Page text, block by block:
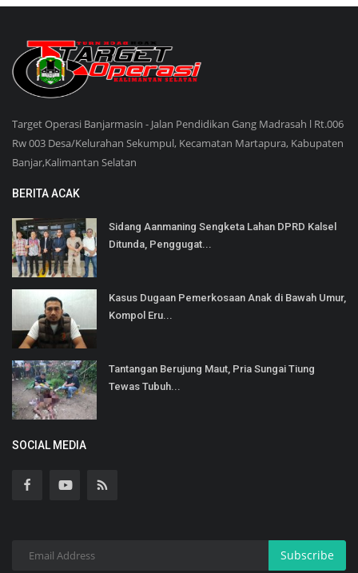
Target Operasi Banjarmasin - Jalan Pendidikan Gang Madrasah l Rt.006
Rw 003 Desa/Kelurahan Sekumpul, Kecamatan Martapura, Kabupaten
Banjar,Kalimantan Selatan
BERITA ACAK
Sidang Aanmaning Sengketa Lahan DPRD Kalsel
Ditunda, Penggugat...
Kasus Dugaan Pemerkosaan Anak di Bawah Umur,
Kompol Eru...
Tantangan Berujung Maut, Pria Sungai Tiung
Tewas Tubuh...
SOCIAL MEDIA
Subscribe